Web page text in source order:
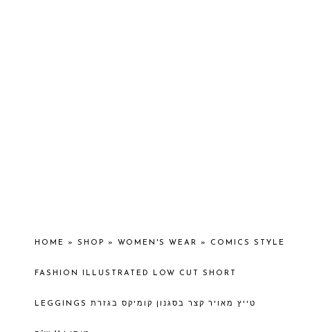
HOME » SHOP » WOMEN'S WEAR » COMICS STYLE
FASHION ILLUSTRATED LOW CUT SHORT
LEGGINGS טייץ מאויר קצר בסגנון קומיקס בגזרת